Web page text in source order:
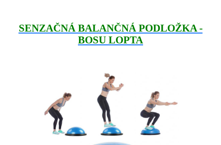
SENZAČNÁ BALANČNÁ PODLOŽKA -
BOSU LOPTA